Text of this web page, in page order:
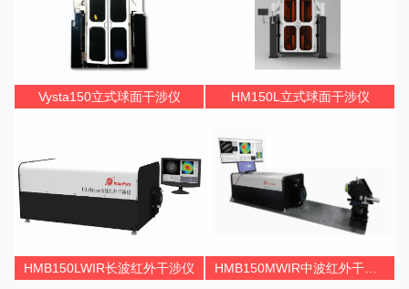
Vysta150立式球面干涉仪 HM150L立式球面干涉仪
HMB150LWIR长波红外干涉仪